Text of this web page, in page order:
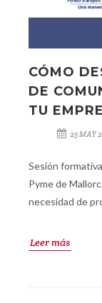
CÓMO
DE
TU
25 MAY
Sesión
Pyme de
necesidad de
Leer más